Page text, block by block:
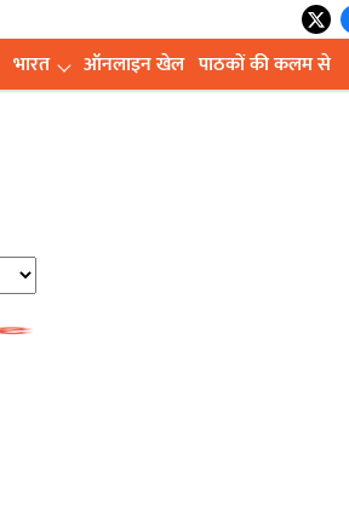
भारत ऑनलाइन खेल पाठकों की कलम से